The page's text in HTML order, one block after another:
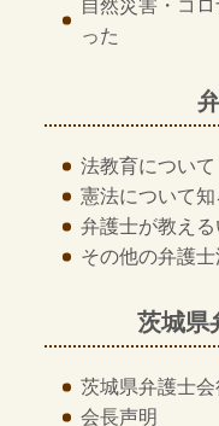
自然災害・コ
った
法教育について
憲法について知
弁護士が教える
その他の弁護
茨城県
茨城県弁護士会
会長声明